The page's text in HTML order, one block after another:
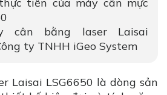
cân bằng laser Laisai
ty TNHH iGeo System
Laisai LSG6650 là dòng sản